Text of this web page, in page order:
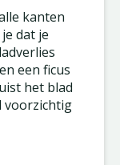
kanten
dat je
een ficus
het blad
voorzichtig